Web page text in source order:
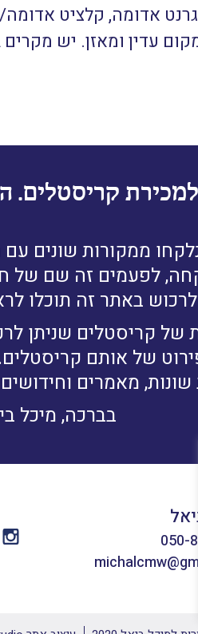
אדומה, קלציט
עדין ומאזן. יש
קריסטלים.
ממקורות שונים
לפעמים זה שם של
באתר זה תוכלו
של קריסטלים שניתן
של אותם
מאמרים
בברכה, מיכל
050-